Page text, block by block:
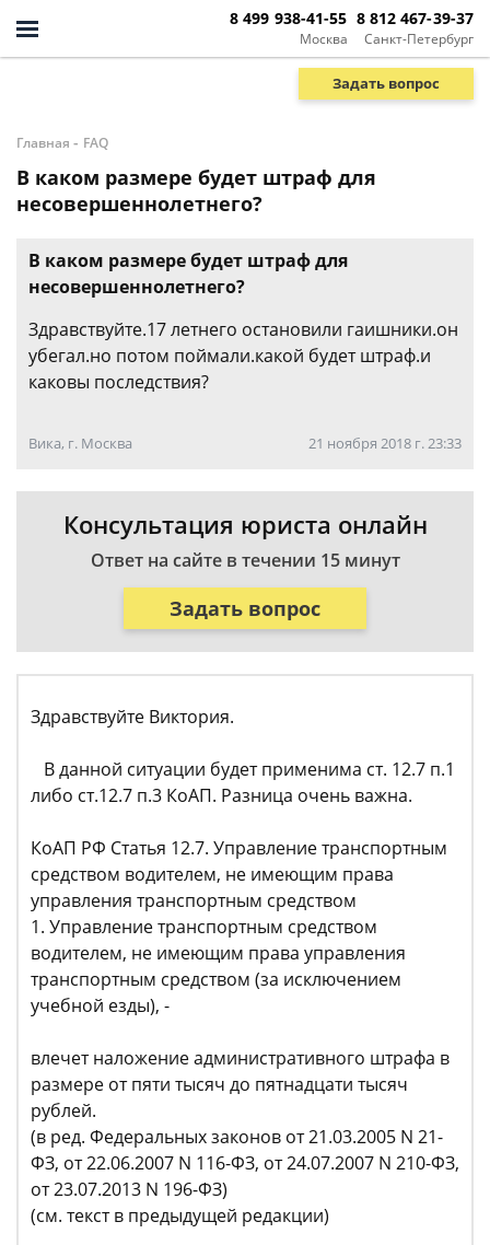
Москва
8 499 938-41-55
Санкт-Петербург
8 812 467-39-37
Задать вопрос
Главная - FAQ
В каком размере будет штраф для
несовершеннолетнего?
В каком размере будет штраф для
несовершеннолетнего?
Здравствуйте.17 летнего остановили гаишники.он
убегал.но потом поймали.какой будет штраф.и
каковы последствия?
Вика, г. Москва 21 ноября 2018 г. 23:33
Консультация юриста онлайн
Ответ на сайте в течении 15 минут
Задать вопрос
Здравствуйте Виктория.
В данной ситуации будет применима ст. 12.7 п.1
либо ст.12.7 п.3 КоАП. Разница очень важна.
КоАП РФ Статья 12.7. Управление транспортным
средством водителем, не имеющим права
управления транспортным средством
1. Управление транспортным средством
водителем, не имеющим права управления
транспортным средством (за исключением
учебной езды), -
влечет наложение административного штрафа в
размере от пяти тысяч до пятнадцати тысяч
рублей.
(в ред. Федеральных законов от 21.03.2005 N 21-
ФЗ, от 22.06.2007 N 116-ФЗ, от 24.07.2007 N 210-ФЗ,
от 23.07.2013 N 196-ФЗ)
(см. текст в предыдущей редакции)